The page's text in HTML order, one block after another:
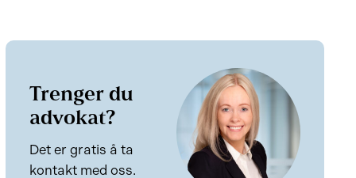
Trenger du
advokat?
Det er gratis å ta
kontakt med oss.